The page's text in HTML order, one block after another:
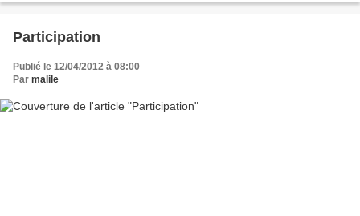
Participation
Publié le 12/04/2012 à 08:00
Par malile